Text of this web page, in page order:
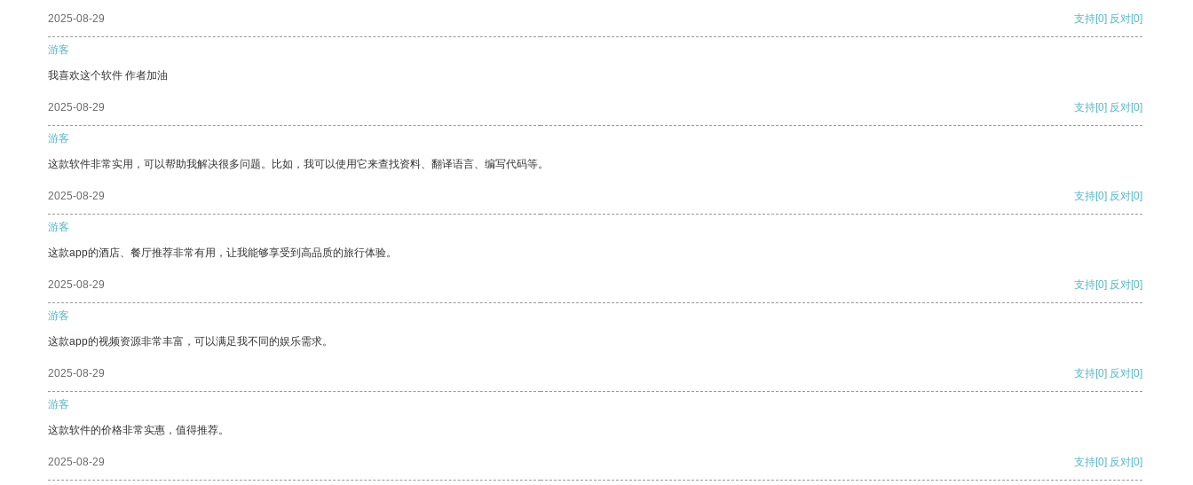
2025-08-29 支持[0] 反对[0]
游客
我喜欢这个软件 作者加油
2025-08-29 支持[0] 反对[0]
游客
这款软件非常实用，可以帮助我解决很多问题。比如，我可以使用它来查找资料、翻译语言、编写代码等。
2025-08-29 支持[0] 反对[0]
游客
这款app的酒店、餐厅推荐非常有用，让我能够享受到高品质的旅行体验。
2025-08-29 支持[0] 反对[0]
游客
这款app的视频资源非常丰富，可以满足我不同的娱乐需求。
2025-08-29 支持[0] 反对[0]
游客
这款软件的价格非常实惠，值得推荐。
2025-08-29 支持[0] 反对[0]